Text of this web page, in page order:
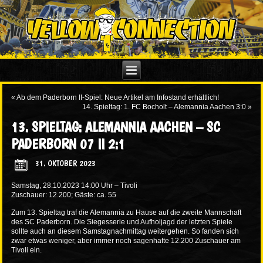
«Ab dem Paderborn II-Spiel: Neue Artikel am Infostand erhältlich!
14. Spieltag: 1. FC Bocholt – Alemannia Aachen 3:0»
13. SPIELTAG: ALEMANNIA AACHEN – SC
PADERBORN 07 II 2:1
31. OKTOBER 2023
Samstag, 28.10.2023 14:00 Uhr – Tivoli
Zuschauer: 12.200; Gäste: ca. 55
Zum 13. Spieltag traf die Alemannia zu Hause auf die zweite Mannschaft
des SC Paderborn. Die Siegesserie und Aufholjagd der letzten Spiele
sollte auch an diesem Samstagnachmittag weitergehen. So fanden sich
zwar etwas weniger, aber immer noch sagenhafte 12.200 Zuschauer am
Tivoli ein.